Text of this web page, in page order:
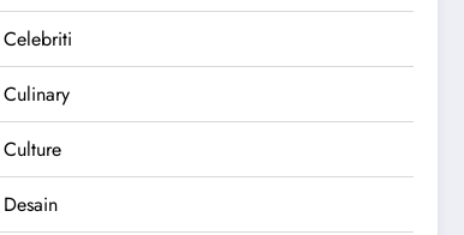
Celebriti
Culinary
Culture
Desain